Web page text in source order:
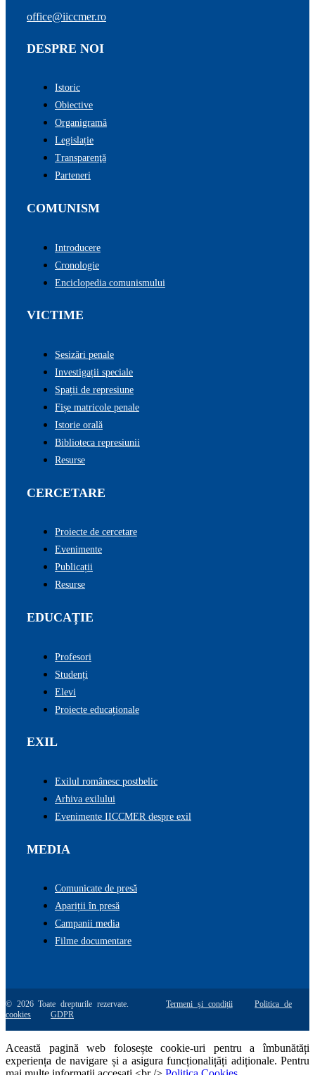
office@iiccmer.ro
DESPRE NOI
Istoric
Obiective
Organigramă
Legislație
Transparenţă
Parteneri
COMUNISM
Introducere
Cronologie
Enciclopedia comunismului
VICTIME
Sesizări penale
Investigații speciale
Spații de represiune
Fișe matricole penale
Istorie orală
Biblioteca represiunii
Resurse
CERCETARE
Proiecte de cercetare
Evenimente
Publicații
Resurse
EDUCAȚIE
Profesori
Studenți
Elevi
Proiecte educaționale
EXIL
Exilul românesc postbelic
Arhiva exilului
Evenimente IICCMER despre exil
MEDIA
Comunicate de presă
Apariții în presă
Campanii media
Filme documentare
© 2026 Toate drepturile rezervate.Termeni și condiții
Politica de
cookies
GDPR
Această pagină web folosește cookie-uri pentru a îmbunătăți
experiența de navigare și a asigura funcționalițăți adiționale. Pentru